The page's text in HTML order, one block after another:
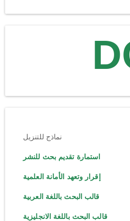
نماذج للتنزيل
استمارة تقديم بحث للنشر
إقرار وتعهد الأمانة العلمية
قالب البحث باللغة العربية
قالب البحث باللغة الانجليزية